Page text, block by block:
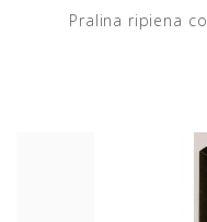
Pralina ripiena